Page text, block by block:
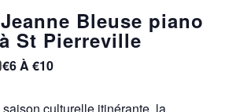
Bleuse piano
St Pierreville
€6 À €10